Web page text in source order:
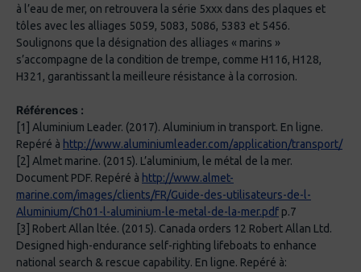
à l’eau de mer, on retrouvera la série 5xxx dans des plaques et
tôles avec les alliages 5059, 5083, 5086, 5383 et 5456.
Soulignons que la désignation des alliages « marins »
s’accompagne de la condition de trempe, comme H116, H128,
H321, garantissant la meilleure résistance à la corrosion.
Références :
[1] Aluminium Leader. (2017). Aluminium in transport. En ligne.
Repéré à http://www.aluminiumleader.com/application/transport/
[2] Almet marine. (2015). L’aluminium, le métal de la mer.
Document PDF. Repéré à http://www.almet-
marine.com/images/clients/FR/Guide-des-utilisateurs-de-l-
Aluminium/Ch01-l-aluminium-le-metal-de-la-mer.pdf p.7
[3] Robert Allan ltée. (2015). Canada orders 12 Robert Allan Ltd.
Designed high-endurance self-righting lifeboats to enhance
national search & rescue capability. En ligne. Repéré à: